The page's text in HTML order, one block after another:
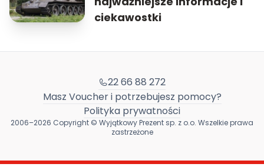
ciekawostki
22 66 88 272
Masz Voucher i potrzebujesz pomocy?
Polityka prywatności
2006–2026 Copyright © Wyjątkowy Prezent sp. z o.o. Wszelkie prawa
zastrzeżone